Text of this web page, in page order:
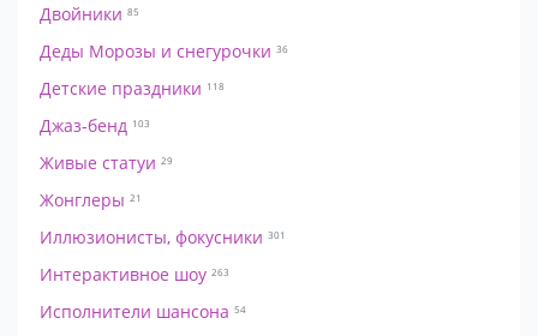
Двойники 85
Деды Морозы и снегурочки 36
Детские праздники 118
Джаз-бенд 103
Живые статуи 29
Жонглеры 21
Иллюзионисты, фокусники 301
Интерактивное шоу 263
Исполнители шансона 54